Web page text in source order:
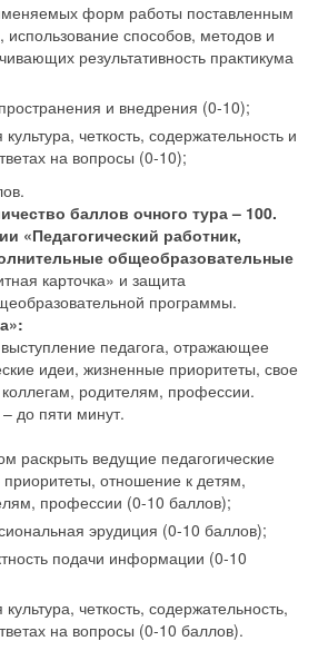
форм работы поставленным
способов, методов и
результативность практикума
и внедрения (0-10);
четкость, содержательность и
на вопросы (0-10);
баллов очного тура – 100.
«Педагогический работник,
общеобразовательные
карточка» и защита
программы.
педагога, отражающее
идеи, жизненные приоритеты, свое
родителям, профессии.
до пяти минут.
раскрыть ведущие педагогические
отношение к детям,
профессии (0-10 баллов);
эрудиция (0-10 баллов);
подачи информации (0-10
четкость, содержательность,
на вопросы (0-10 баллов).